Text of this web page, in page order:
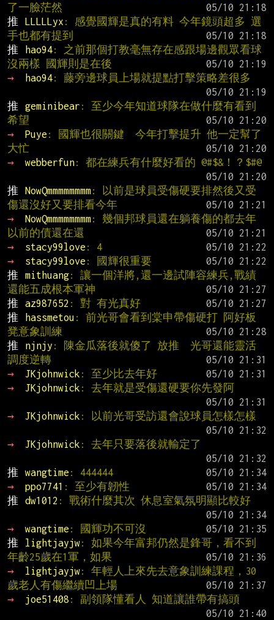
了一臉茫然
推
LLLLLyx : 感覺國輝是真的有料 今年鏡頭超多 選
手也都有提到
推
hao94: 之前那個打教毫無存在感跟場邊觀眾看球
沒兩樣 國輝則是在後
→
hao94: 藤旁邊球員上場就提點打擊策略差很多
推
geminibear : 至少今年知道球隊在做什麼有看到
希望
→
Puye : 國輝也很關鍵  今年打擊提升 他一定幫了
大忙
→
webberfun: 都在練兵有什麼好看的 @#$&！？$#@
推
NowQmmmmmmmm: 以前是球員受傷硬要排然後又受
傷還沒好又要排看今年
→
NowQmmmmmmmm: 幾個邦球員還在躺養傷的都去年
以前的債還在還
→
stacy99love : 4
→
stacy99love : 國輝很重要
推
mithuang: 讓一個洋將,還一邊試陣容練兵,戰績
還能五成根本軍神
推
az987652 : 對 有光真好
推
hassmetou : 前光哥會看到棠申帶傷硬打 阿好板
凳意象訓練
推
njnjy : 陳金瓜落後就傻了 放推  光哥還能靈活
調度逆轉
→
JKjohnwick : 至少比去年好
→
JKjohnwick : 去年就是受傷還硬要你先發阿
→
JKjohnwick : 以前光哥受訪還會說球員怎樣怎樣
→
JKjohnwick : 去年只要落後就輸定了
推
wangtime : 444444
→
ppo7741 : 至少有韌性
推
dw1012 : 戰術什麼其次 休息室氣氛明顯比較好
→
wangtime : 國輝功不可沒
推
lightjayjw: 如果今年富邦仍然是鋒哥，看不到
年齡25歲在1軍，如果
→
lightjayjw: 年輕人上來先去意象訓練課程，30
歲老人有傷繼續凹上場
→
joe51408 : 副領隊懂看人 知道讓誰帶有搞頭